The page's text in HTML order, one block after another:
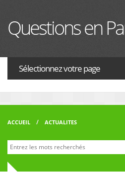
Questions en
Sélectionnez votre page
ACTUALITES
ACCUEIL ACTUALITES
Formulaire de recherche
Recherche